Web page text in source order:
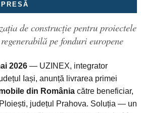
de construcție pentru proiectele
pe fonduri europene
2026 — UZINEX, integrator
Iași, anunță livrarea primei
din România către beneficiar,
județul Prahova. Soluția — un